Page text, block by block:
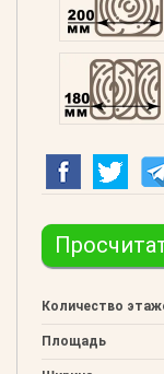
Количество
Площадь